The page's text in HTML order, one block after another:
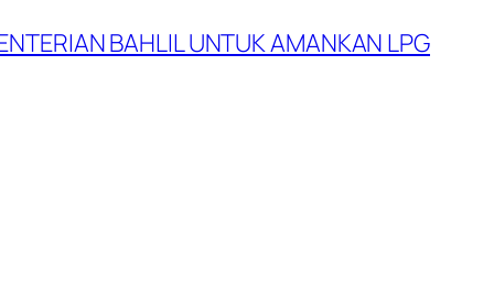
BAHLIL UNTUK AMANKAN LPG